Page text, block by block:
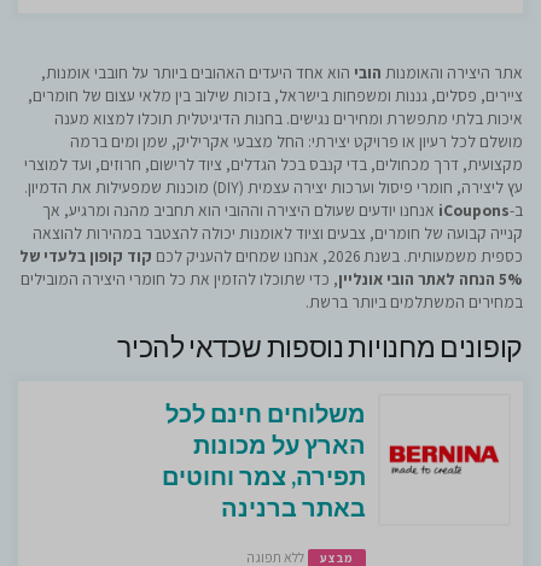
אתר היצירה והאומנות הובי הוא אחד היעדים האהובים ביותר על חובבי אומנות,
ציירים, פסלים, גננות ומשפחות בישראל, בזכות שילוב בין מלאי עצום של חומרים,
איכות בלתי מתפשרת ומחירים נגישים. בחנות הדיגיטלית תוכלו למצוא מענה
מושלם לכל רעיון או פרויקט יצירתי: החל מצבעי אקריליק, שמן ומים ברמה
מקצועית, דרך מכחולים, בדי קנבס בכל הגדלים, ציוד לרישום, חרוזים, ועד למוצרי
עץ ליצירה, חומרי פיסול וערכות יצירה עצמית (DIY) מוכנות שמפעילות את הדמיון.
ב-iCoupons אנחנו יודעים שעולם היצירה וההובי הוא תחביב מהנה ומרגיע, אך
קנייה קבועה של חומרים, צבעים וציוד לאומנות יכולה להצטבר במהירות להוצאה
כספית משמעותית. בשנת 2026, אנחנו שמחים להעניק לכם
קוד קופון בלעדי של
5% הנחה לאתר הובי אונליין
, כדי שתוכלו להזמין את כל חומרי היצירה המובילים
במחירים המשתלמים ביותר ברשת.
קופונים מחנויות נוספות שכדאי להכיר
משלוחים חינם לכל
הארץ על מכונות
תפירה, צמר וחוטים
באתר ברנינה
מבצע ללא תפוגה